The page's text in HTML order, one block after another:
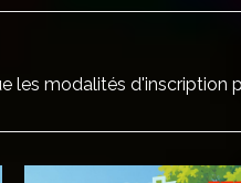
les modalités d'inscription